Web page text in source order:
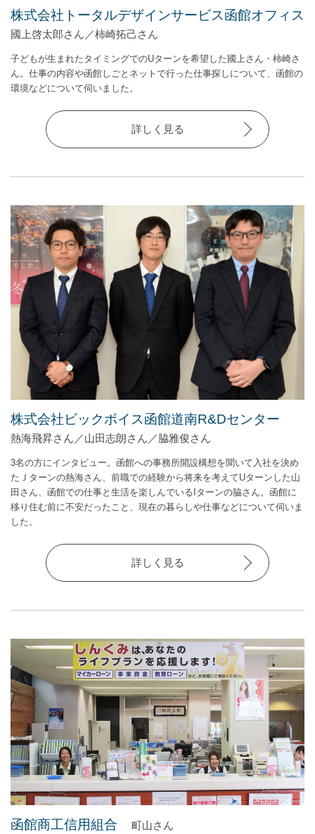
株式会社トータルデザインサービス函館オフィス
國上啓太郎さん／柿崎拓己さん
子どもが生まれたタイミングでのUターンを希望した國上さん・柿崎さ
ん。仕事の内容や函館しごとネットで行った仕事探しについて、函館の
環境などについて伺いました。
詳しく見る
株式会社ビックボイス函館道南R&Dセンター
熱海飛昇さん／山田志朗さん／脇雅俊さん
3名の方にインタビュー。函館への事務所開設構想を聞いて入社を決め
たＪターンの熱海さん、前職での経験から将来を考えてUターンした山
田さん、函館での仕事と生活を楽しんでいるIターンの脇さん。函館に
移り住む前に不安だったこと、現在の暮らしや仕事などについて伺いま
した。
詳しく見る
函館商工信用組合 町山さん